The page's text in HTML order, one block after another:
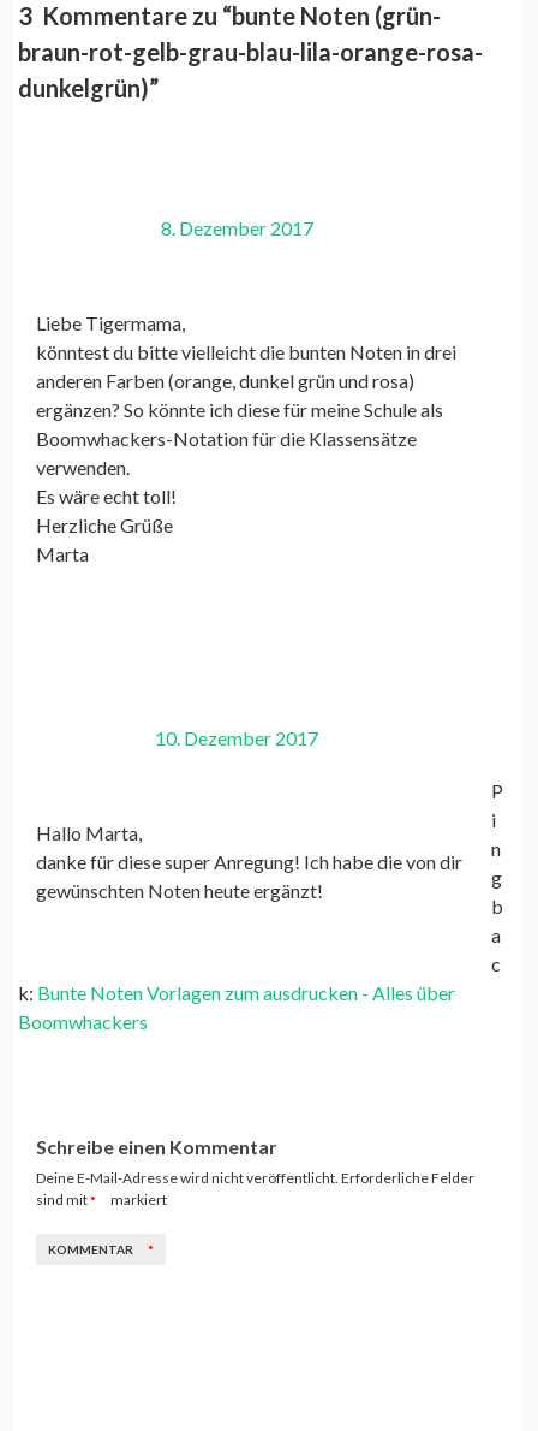
3 Kommentare zu “bunte Noten (grün-
braun-rot-gelb-grau-blau-lila-orange-rosa-
dunkelgrün)”
8. Dezember 2017
Liebe Tigermama,
könntest du bitte vielleicht die bunten Noten in drei
anderen Farben (orange, dunkel grün und rosa)
ergänzen? So könnte ich diese für meine Schule als
Boomwhackers-Notation für die Klassensätze
verwenden.
Es wäre echt toll!
Herzliche Grüße
Marta
10. Dezember 2017
Hallo Marta,
danke für diese super Anregung! Ich habe die von dir
gewünschten Noten heute ergänzt!
P
i
n
g
b
a
c
k: Bunte Noten Vorlagen zum ausdrucken - Alles über
Boomwhackers
Schreibe einen Kommentar
Deine E-Mail-Adresse wird nicht veröffentlicht. Erforderliche Felder
sind mit* markiert
KOMMENTAR *